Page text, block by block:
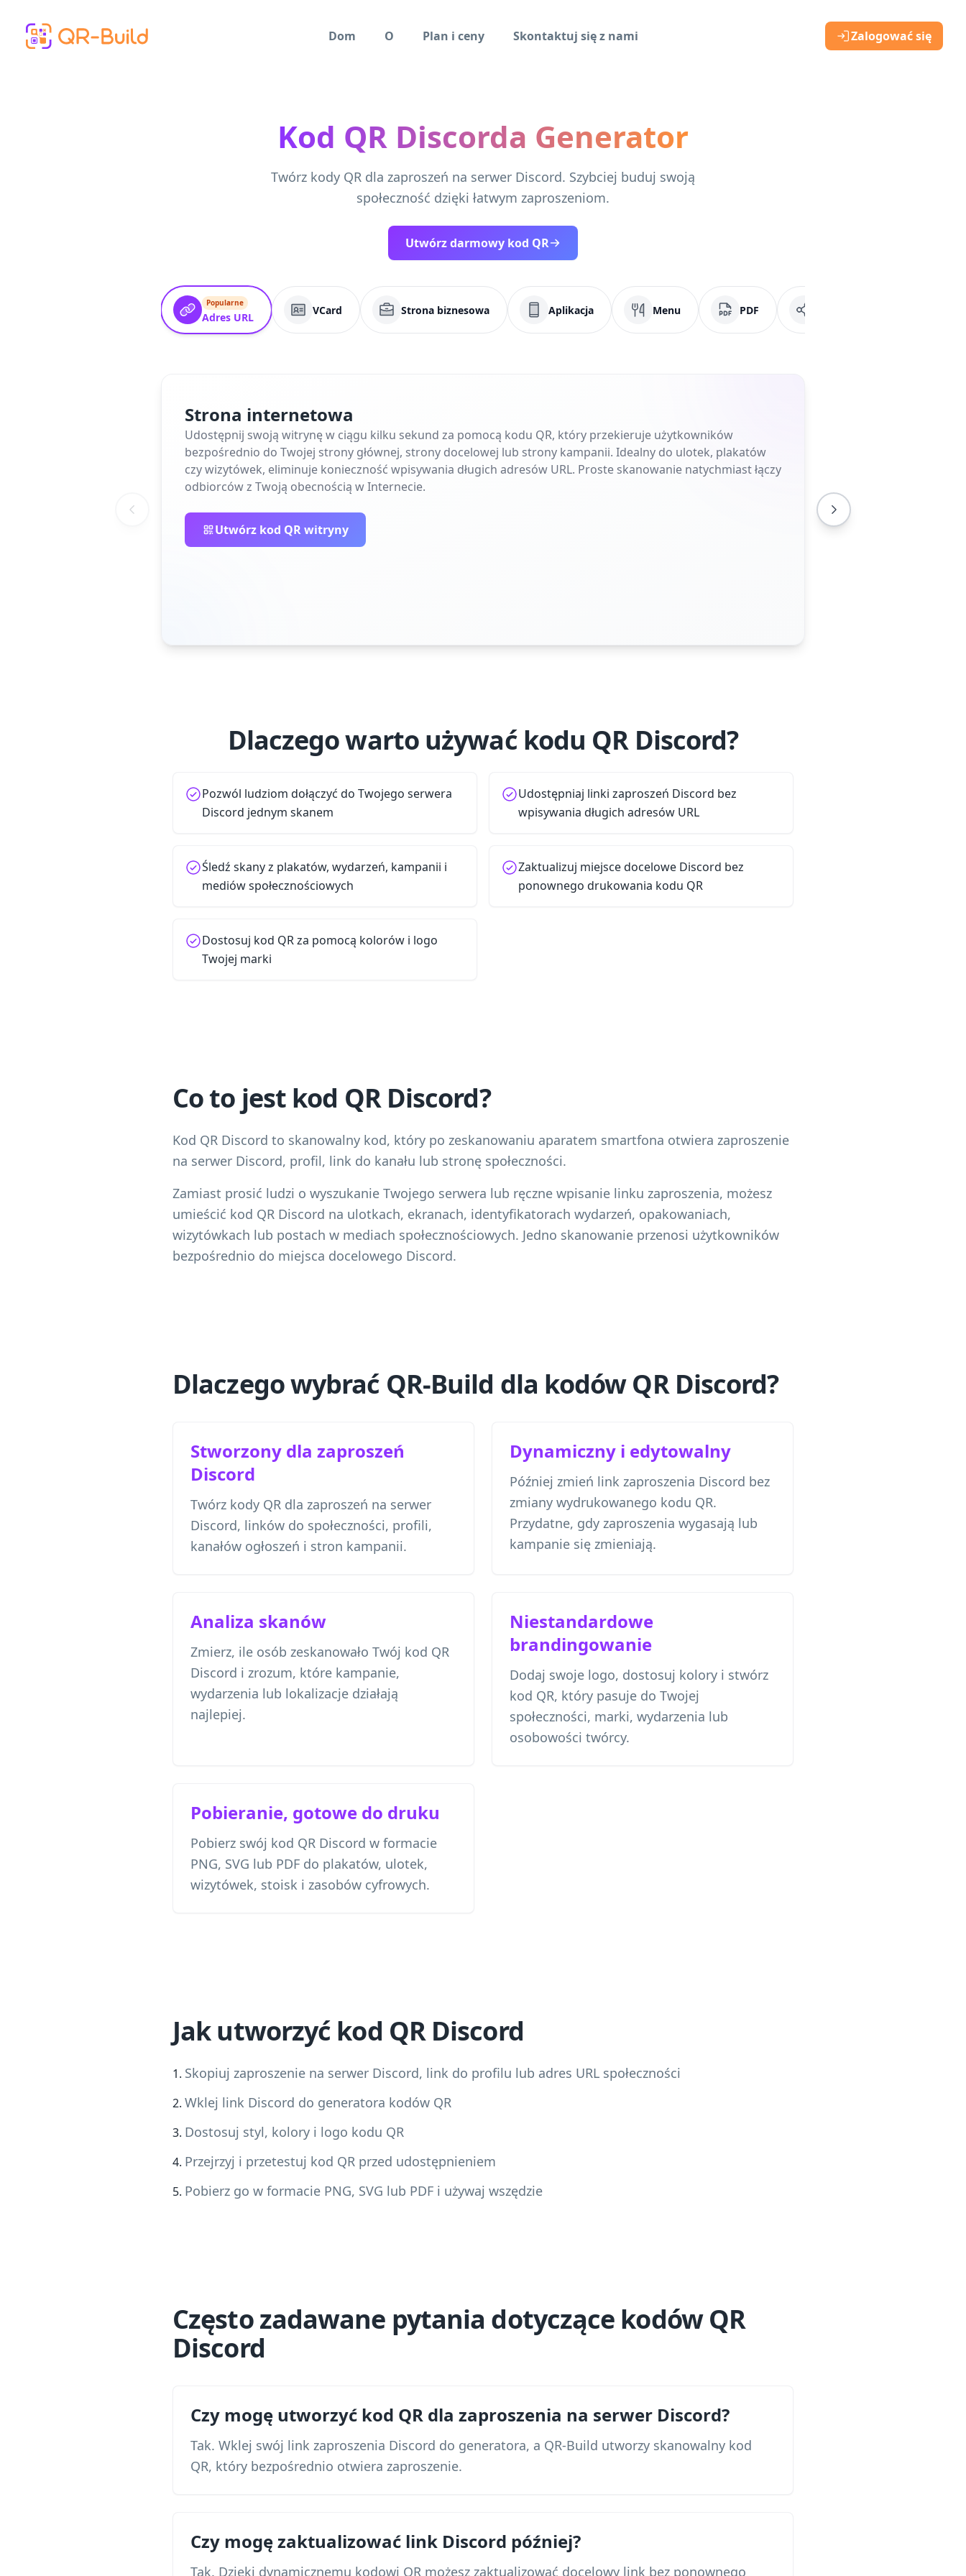
Dom
O Plan i ceny Skontaktuj się z nami Zalogować się
Kod QR Discorda Generator
Twórz kody QR dla zaproszeń na serwer Discord. Szybciej buduj swoją
społeczność dzięki łatwym zaproszeniom.
Utwórz darmowy kod QR
Popularne
Adres URL
VCard Strona biznesowa Aplikacja Menu PDF
Strona internetowa
Udostępnij swoją witrynę w ciągu kilku sekund za pomocą kodu QR, który przekieruje użytkowników
bezpośrednio do Twojej strony głównej, strony docelowej lub strony kampanii. Idealny do ulotek, plakatów
czy wizytówek, eliminuje konieczność wpisywania długich adresów URL. Proste skanowanie natychmiast łączy
odbiorców z Twoją obecnością w Internecie.
Utwórz kod QR witryny
Dlaczego warto używać kodu QR Discord?
Pozwól ludziom dołączyć do Twojego serwera
Discord jednym skanem
Udostępniaj linki zaproszeń Discord bez
wpisywania długich adresów URL
Śledź skany z plakatów, wydarzeń, kampanii i
mediów społecznościowych
Zaktualizuj miejsce docelowe Discord bez
ponownego drukowania kodu QR
Dostosuj kod QR za pomocą kolorów i logo
Twojej marki
Co to jest kod QR Discord?
Kod QR Discord to skanowalny kod, który po zeskanowaniu aparatem smartfona otwiera zaproszenie
na serwer Discord, profil, link do kanału lub stronę społeczności.
Zamiast prosić ludzi o wyszukanie Twojego serwera lub ręczne wpisanie linku zaproszenia, możesz
umieścić kod QR Discord na ulotkach, ekranach, identyfikatorach wydarzeń, opakowaniach,
wizytówkach lub postach w mediach społecznościowych. Jedno skanowanie przenosi użytkowników
bezpośrednio do miejsca docelowego Discord.
Dlaczego wybrać QR-Build dla kodów QR Discord?
Stworzony dla zaproszeń
Discord
Twórz kody QR dla zaproszeń na serwer
Discord, linków do społeczności, profili,
kanałów ogłoszeń i stron kampanii.
Dynamiczny i edytowalny
Później zmień link zaproszenia Discord bez
zmiany wydrukowanego kodu QR.
Przydatne, gdy zaproszenia wygasają lub
kampanie się zmieniają.
Analiza skanów
Zmierz, ile osób zeskanowało Twój kod QR
Discord i zrozum, które kampanie,
wydarzenia lub lokalizacje działają
najlepiej.
Niestandardowe
brandingowanie
Dodaj swoje logo, dostosuj kolory i stwórz
kod QR, który pasuje do Twojej
społeczności, marki, wydarzenia lub
osobowości twórcy.
Pobieranie, gotowe do druku
Pobierz swój kod QR Discord w formacie
PNG, SVG lub PDF do plakatów, ulotek,
wizytówek, stoisk i zasobów cyfrowych.
Jak utworzyć kod QR Discord
Skopiuj zaproszenie na serwer Discord, link do profilu lub adres URL społeczności
Wklej link Discord do generatora kodów QR
Dostosuj styl, kolory i logo kodu QR
Przejrzyj i przetestuj kod QR przed udostępnieniem
Pobierz go w formacie PNG, SVG lub PDF i używaj wszędzie
Często zadawane pytania dotyczące kodów QR
Discord
Czy mogę utworzyć kod QR dla zaproszenia na serwer Discord?
Tak. Wklej swój link zaproszenia Discord do generatora, a QR-Build utworzy skanowalny kod
QR, który bezpośrednio otwiera zaproszenie.
Czy mogę zaktualizować link Discord później?
Tak. Dzięki dynamicznemu kodowi QR możesz zaktualizować docelowy link bez ponownego